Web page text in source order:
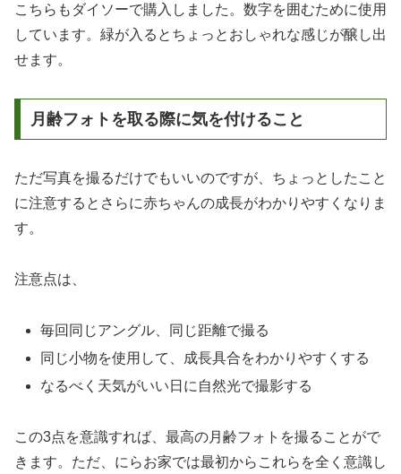
こちらもダイソーで購入しました。数字を囲むために使用
しています。緑が入るとちょっとおしゃれな感じが醸し出
せます。
月齢フォトを取る際に気を付けること
ただ写真を撮るだけでもいいのですが、ちょっとしたこと
に注意するとさらに赤ちゃんの成長がわかりやすくなりま
す。
注意点は、
毎回同じアングル、同じ距離で撮る
同じ小物を使用して、成長具合をわかりやすくする
なるべく天気がいい日に自然光で撮影する
この3点を意識すれば、最高の月齢フォトを撮ることがで
きます。ただ、にらお家では最初からこれらを全く意識し